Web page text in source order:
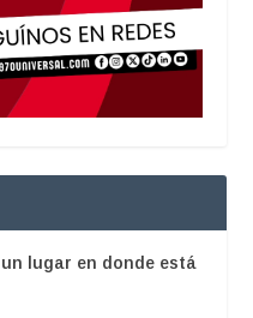
un lugar en donde está